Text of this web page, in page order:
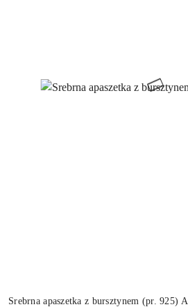
Srebrna apaszetka z bursztynem (pr. 925)